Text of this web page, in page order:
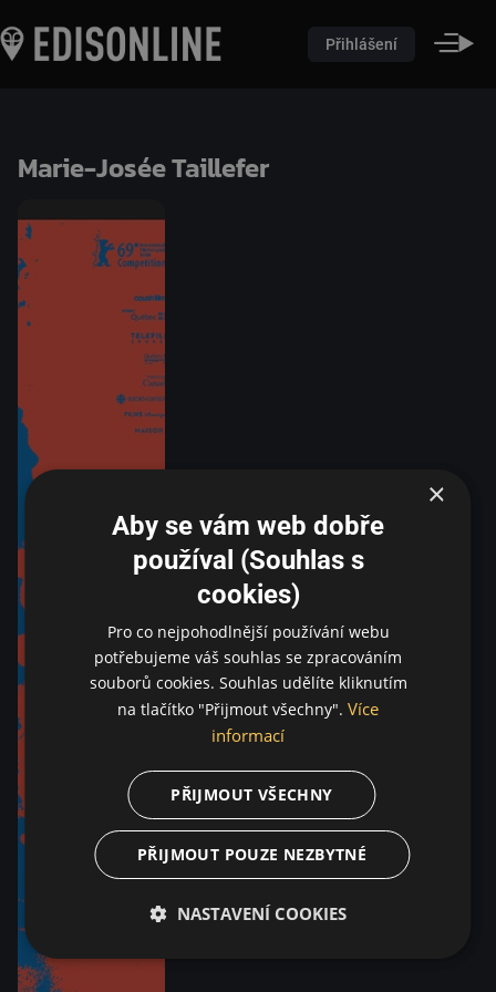
Přihlášení
Marie-Josée Taillefer
×
Aby se vám web dobře
používal (Souhlas s
cookies)
Pro co nejpohodlnější používání webu
potřebujeme váš souhlas se zpracováním
souborů cookies. Souhlas udělíte kliknutím
na tlačítko "Přijmout všechny". Více
informací
PŘIJMOUT VŠECHNY
PŘIJMOUT POUZE NEZBYTNÉ
NASTAVENÍ COOKIES